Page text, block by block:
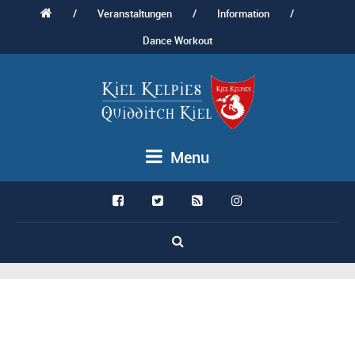
/ Veranstaltungen / Information
/
Dance Workout
Menu